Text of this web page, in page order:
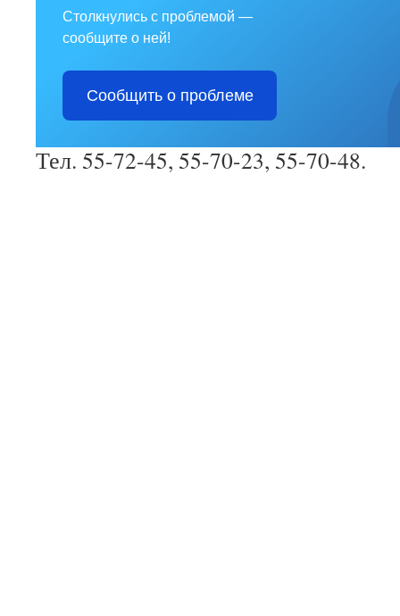
Столкнулись с проблемой —
сообщите о ней!
Сообщить о проблеме
Тел. 55-72-45, 55-70-23, 55-70-48.